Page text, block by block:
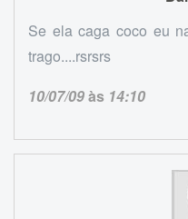
Se ela caga coco eu
trago....rsrsrs
10/07/09às 14:10